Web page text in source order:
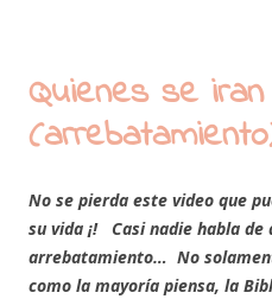
Quienes se
No se pierda este video que
su vida ¡! Casi nadie habla de
arrebatamiento… No
como la mayoría piensa, la